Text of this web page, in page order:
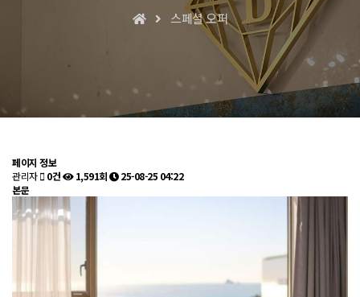
스페셜 오퍼
페이지 정보
관리자
0건 1,591회
25-08-25 04:22
본문